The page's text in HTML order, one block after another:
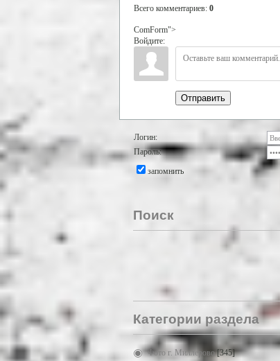
Всего комментариев: 0
ComForm">
Войдите:
Отправить
Логин:
Пароль:
запомнить
Поиск
Категории раздела
Фото г. Миллерово [345]